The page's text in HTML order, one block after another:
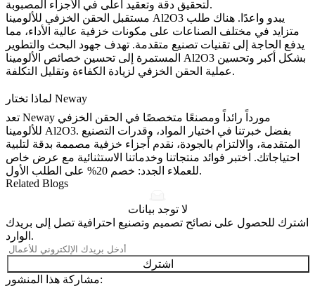
لتحقيق دقة وتعقيد أعلى في الأجزاء المصبوبة.
مستقبل الحقن الخزفي للألومينا Al2O3 يبدو واعدًا. هناك طلب
متزايد في مختلف الصناعات على مكونات خزفية عالية الأداء، مما
يدفع الحاجة إلى تقنيات تصنيع متقدمة. تهدف جهود البحث والتطوير
المستمرة إلى تحسين خصائص الألومينا Al2O3 بشكل أكبر وتحسين
عملية الحقن الخزفي لزيادة الكفاءة وتقليل التكلفة.
لماذا تختار Neway
تعد Neway مورداً رائداً ومصنعًا متخصصًا في الحقن الخزفي
للألومينا Al2O3. بفضل خبرتنا في اختيار المواد، وقدرات التصنيع
المتقدمة، والالتزام بالجودة، نقدم أجزاء خزفية مصممة بدقة لتلبية
احتياجاتك. اختبر فوائد منتجاتنا وخدماتنا الاستثنائية مع عرض خاص
للعملاء الجدد: خصم 20% على الطلب الأول
.
Related Blogs
لا توجد بيانات
اشترك للحصول على نصائح تصميم وتصنيع احترافية تصل إلى بريدك
الوارد.
اشترك
مشاركة هذا المنشور: